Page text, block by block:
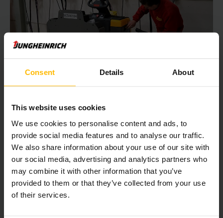
Consent Details About
This website uses cookies
We use cookies to personalise content and ads, to
provide social media features and to analyse our traffic.
We also share information about your use of our site with
our social media, advertising and analytics partners who
may combine it with other information that you’ve
provided to them or that they’ve collected from your use
of their services.
Snel laden van heftrucks voor meer
productiviteit
onderhoudsvrij. Alleen al op de onderhoudskosten voor
accu’s wordt een aanzienlijke besparing gerealiseerd.
Daarnaast kunnen de lithium-ion accu's probleemloos
tussentijds decentraal worden geladen tijdens de
koffiepauze. Een kwartier aan de snellader is ruim voldoende
om alle trucks probleemloos gedurende de 13-urige dienst in
te zetten. Tijdrovend en risicovol wisselen van accu's is niet
meer nodig. Omdat ook de loop- en rijafstanden veel korter
zijn, kunnen de medewerkers efficiënter worden ingezet. Als